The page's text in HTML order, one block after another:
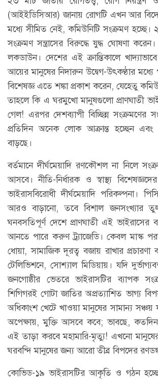
(আইইডিসিআর) জানায় রোগটি এখন আর
মধ্যে সীমিত নেই, কমিউনিটি সংক্রমণ হচ্ছে। ২৬
সংক্রমণ সন্ত্রাসের বিরুদ্ধে যুদ্ধ ঘোষণা
লকডাউন। দেশের এই ক্রান্তিকালে
আয়ের মানুষের নিদারুন উদ্বেগ-উৎকণ্ঠার
বিশেষজ্ঞ এতে শঙ্কা প্রকাশ করেন, যেহেতু
তাহলে কি এ ঘরমুখো মানুষগুলো প্রাণঘাতী
গেল! এরপর দেশব্যাপী বিচ্ছিন্ন সংক্রমণের
প্রতিদিন অনেক লোক আক্রান্ত হচ্ছেন এবং
বাড়ছে।
বর্তমানে দীর্ঘমেয়াদি রণকৌশল না নিলে
আসবে। নীতি-নির্ধারক ও স্বাস্থ্য
ভাইরাসবিরোধী দীর্ঘমেয়াদি পরিকল্পনা।
আরও বাড়ানো, তবে বিশাল জনসংখ্যার
ঘনবসতিপূর্ণ দেশে প্রাণঘাতী এই ভাইরাসের
আনতে পারে করুণ ট্র্যাজেডি। কেবল মাস্ক
ধোয়া, সামাজিক দূরত্ব বজায় রাখার প্রচারণা
টেলিভিশনে, সোশ্যাল মিডিয়ায়। যদি
জনগোষ্ঠীর ভেতরে ভাইরাসটির ব্যাপক
শিগিগরই গোটা জাতির অপ্রত্যাশিত ভাগ্য
অধিকাংশ খেটে খাওয়া মানুষের সামান্য সঞ্চয়
অপেক্ষায়, মুক্তি আসবে কবে; ভাবছে,
এই তাড়া করবে মহামারি-মৃত্যু! এখনো মানুষের
ঘরবন্দি মানুষের জন্য আরো তীব্র বিপদের
কোভিড-১৯ ভাইরাসটির আকৃতি ও গঠন